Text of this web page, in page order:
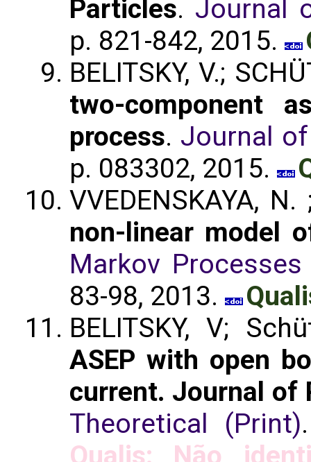
Particles. Journal
p. 821-842, 2015.
BELITSKY, V.;
two-component
process. Journal
p. 083302, 2015.
VVEDENSKAYA,
non-linear model
Markov
83-98, 2013.
BELITSKY, V;
ASEP with open
current. Journal of
Theoretical (Print)